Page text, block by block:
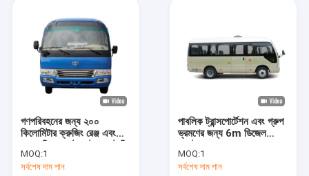
স্বাস্থ্যবিধি যান
গণপরিবহনের জন্য ২০০
কিলোমিটার ক্রুজিং রেঞ্জ এবং
সহ ১৮ আসনের ইলেকট্রিক
কোস্টার বাস
MOQ:1
সর্বশেষ দাম পান
পাবলিক ট্রান্সপোর্টেশন এবং গ্রুপ
ভ্রমণের জন্য 6m ডিজেল
MOQ:1
সর্বশেষ দাম পান